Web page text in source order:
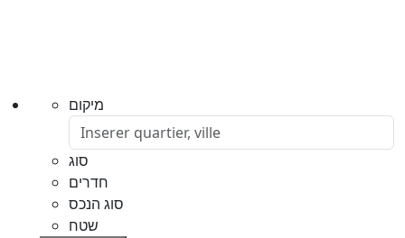
מיקום
סוג
חדרים
סוג הנכס
שטח